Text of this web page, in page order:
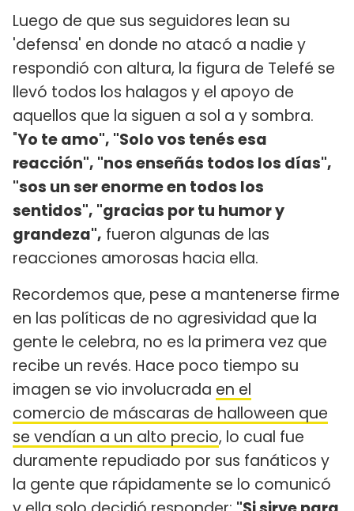
Luego de que sus seguidores lean su
'defensa' en donde no atacó a nadie y
respondió con altura, la figura de Telefé se
llevó todos los halagos y el apoyo de
aquellos que la siguen a sol a y sombra.
"Yo te amo", "Solo vos tenés esa
reacción", "nos enseñás todos los días",
"sos un ser enorme en todos los
sentidos", "gracias por tu humor y
grandeza", fueron algunas de las
reacciones amorosas hacia ella.
Recordemos que, pese a mantenerse firme
en las políticas de no agresividad que la
gente le celebra, no es la primera vez que
recibe un revés. Hace poco tiempo su
imagen se vio involucrada en el
comercio de máscaras de halloween que
se vendían a un alto precio, lo cual fue
duramente repudiado por sus fanáticos y
la gente que rápidamente se lo comunicó